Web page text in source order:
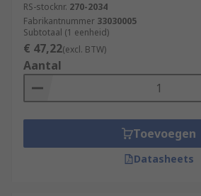
RS-stocknr. 270-2034
Fabrikantnummer 33030005
Subtotaal (1 eenheid)
€ 47,22(excl. BTW)
Aantal
Toevoegen
Datasheets